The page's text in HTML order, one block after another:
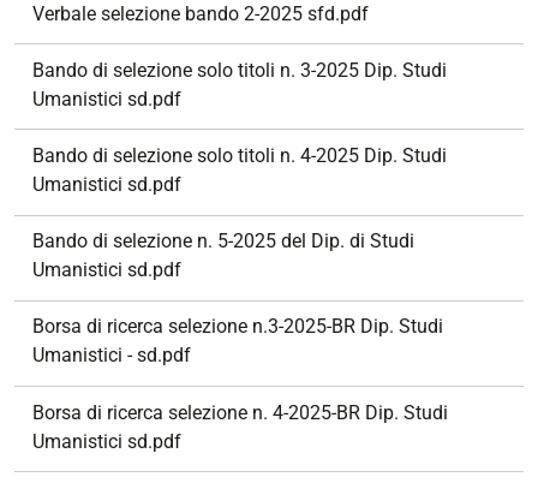
Verbale selezione bando 2-2025 sfd.pdf
Bando di selezione solo titoli n. 3-2025 Dip. Studi
Umanistici sd.pdf
Bando di selezione solo titoli n. 4-2025 Dip. Studi
Umanistici sd.pdf
Bando di selezione n. 5-2025 del Dip. di Studi
Umanistici sd.pdf
Borsa di ricerca selezione n.3-2025-BR Dip. Studi
Umanistici - sd.pdf
Borsa di ricerca selezione n. 4-2025-BR Dip. Studi
Umanistici sd.pdf